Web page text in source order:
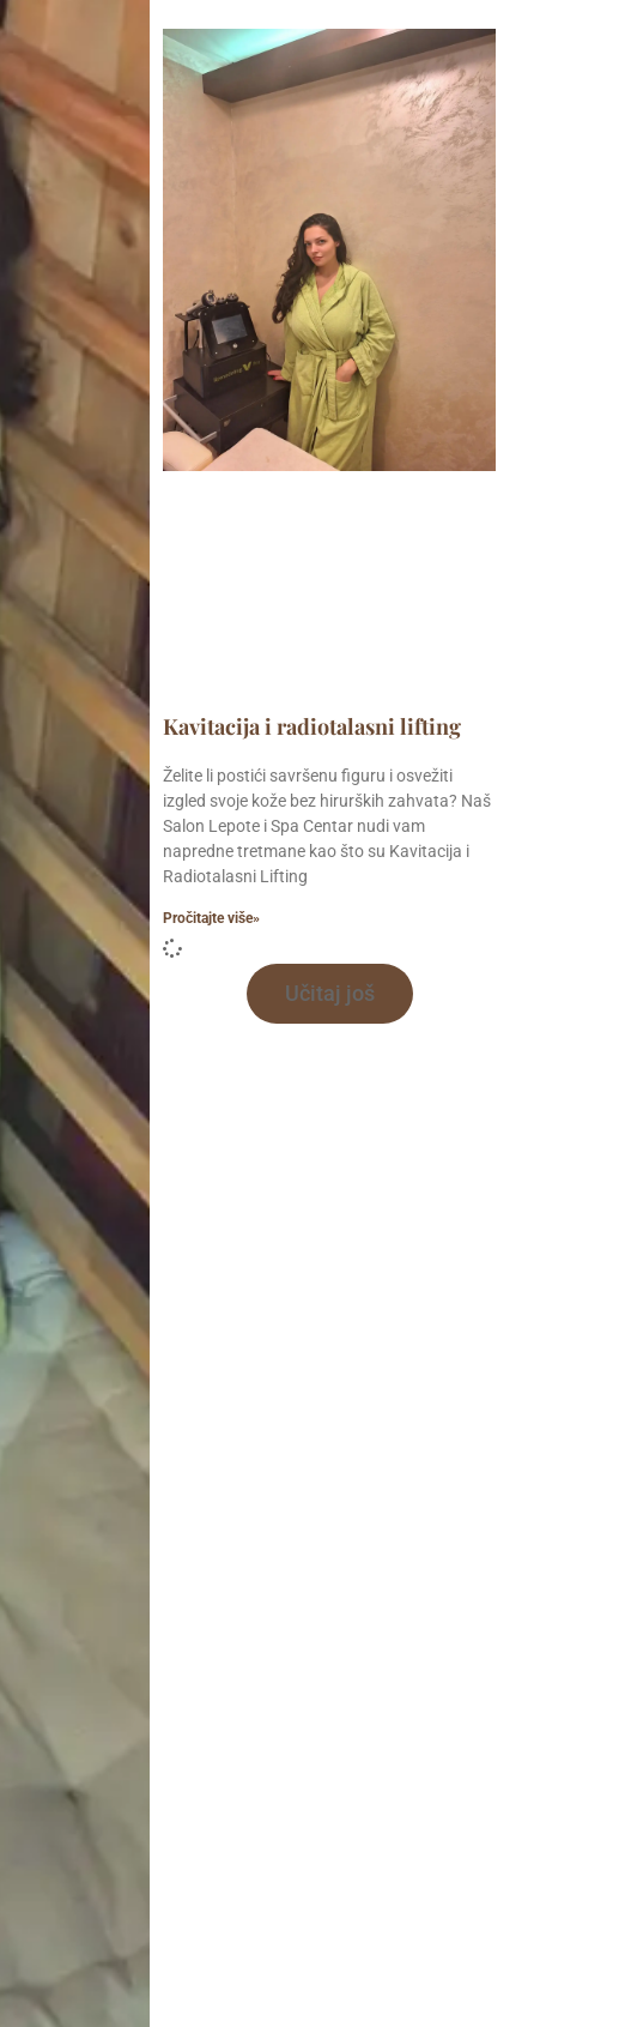
Kavitacija i radiotalasni lifting
Želite li postići savršenu figuru i osvežiti
izgled svoje kože bez hirurških zahvata? Naš
Salon Lepote i Spa Centar nudi vam
napredne tretmane kao što su Kavitacija i
Radiotalasni Lifting
Pročitajte više»
Učitaj još